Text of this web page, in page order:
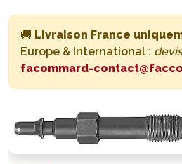
🚚 Livraison France
Europe & International :
facommard-